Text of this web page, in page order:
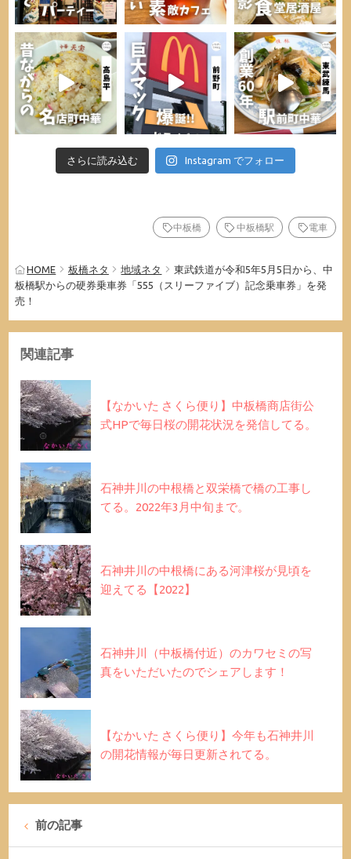
さらに読み込む Instagram でフォロー
中板橋 中板橋駅 電車
HOME 板橋ネタ 地域ネタ
東武鉄道が令和5年5月5日から、中
板橋駅からの硬券乗車券「555（スリーファイブ）記念乗車券」を発
売！
関連記事
【なかいた さくら便り】中板橋商店街公
式HPで毎日桜の開花状況を発信してる。
石神井川の中根橋と双栄橋で橋の工事し
てる。2022年3月中旬まで。
石神井川の中根橋にある河津桜が見頃を
迎えてる【2022】
石神井川（中板橋付近）のカワセミの写
真をいただいたのでシェアします！
【なかいた さくら便り】今年も石神井川
の開花情報が毎日更新されてる。
前の記事